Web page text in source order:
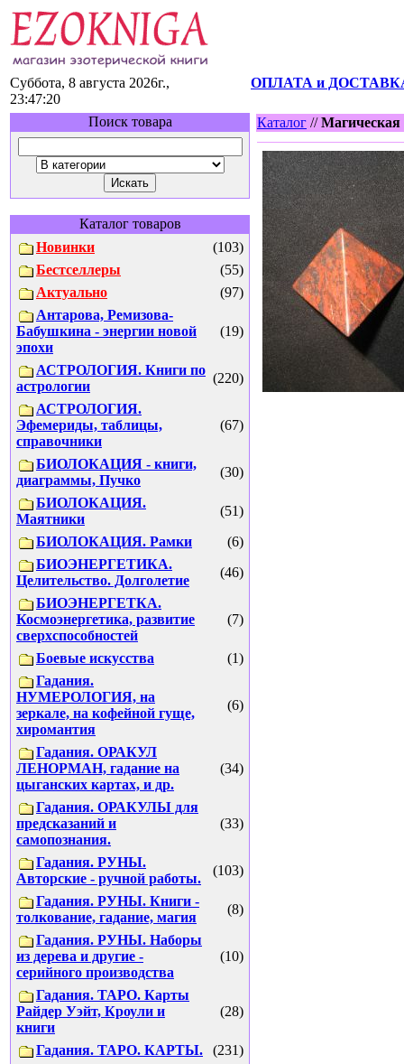
Суббота, 8 августа 2026г.,
23:47:20
ОПЛАТА и
Поиск товара
Каталог товаров
Новинки
(103)
Бестселлеры
(55)
Актуально
(97)
Антарова, Ремизова-
Бабушкина - энергии новой
эпохи
(19)
АСТРОЛОГИЯ. Книги по
астрологии
(220)
АСТРОЛОГИЯ.
Эфемериды, таблицы,
справочники
(67)
БИОЛОКАЦИЯ - книги,
диаграммы, Пучко
(30)
БИОЛОКАЦИЯ.
Маятники
(51)
БИОЛОКАЦИЯ. Рамки
(6)
БИОЭНЕРГЕТИКА.
Целительство. Долголетие
(46)
БИОЭНЕРГЕТКА.
Космоэнергетика, развитие
сверхспособностей
(7)
Боевые искусства
(1)
Гадания.
НУМЕРОЛОГИЯ, на
зеркале, на кофейной гуще,
хиромантия
(6)
Гадания. ОРАКУЛ
ЛЕНОРМАН, гадание на
цыганских картах, и др.
(34)
Гадания. ОРАКУЛЫ для
предсказаний и
самопознания.
(33)
Гадания. РУНЫ.
Авторские - ручной работы.
(103)
Гадания. РУНЫ. Книги -
толкование, гадание, магия
(8)
Гадания. РУНЫ. Наборы
из дерева и другие -
серийного производства
(10)
Гадания. ТАРО. Карты
Райдер Уэйт, Кроули и
книги
(28)
Гадания. ТАРО. КАРТЫ.
(231)
Каталог //